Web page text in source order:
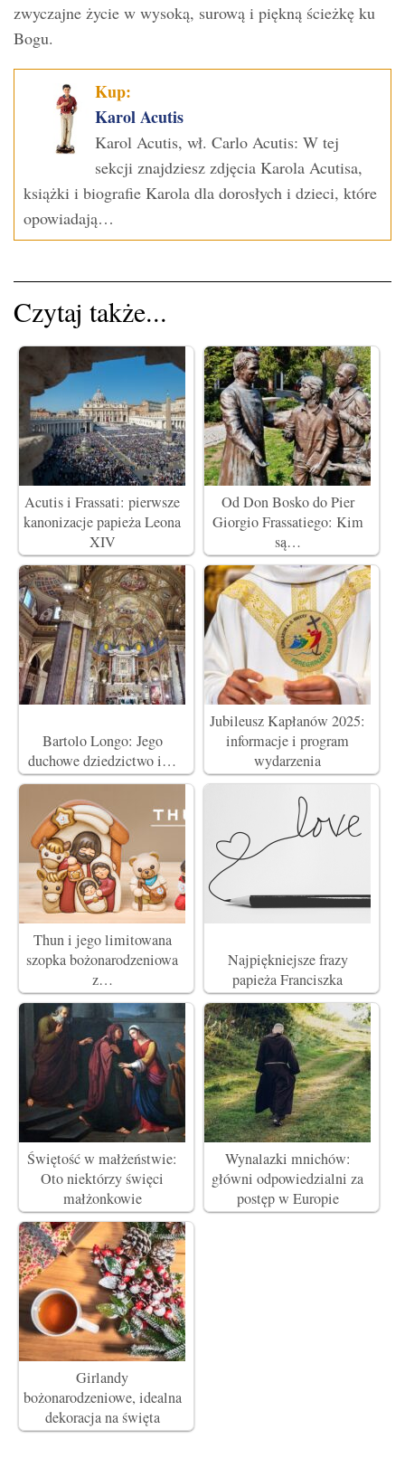
zwyczajne życie w wysoką, surową i piękną ścieżkę ku
Bogu.
Kup:
Karol Acutis
Karol Acutis, wł. Carlo Acutis: W tej
sekcji znajdziesz zdjęcia Karola Acutisa,
książki i biografie Karola dla dorosłych i dzieci, które
opowiadają…
Czytaj także...
Acutis i Frassati: pierwsze
kanonizacje papieża Leona
XIV
Od Don Bosko do Pier
Giorgio Frassatiego: Kim
są…
Bartolo Longo: Jego
duchowe dziedzictwo i…
Jubileusz Kapłanów 2025:
informacje i program
wydarzenia
Thun i jego limitowana
szopka bożonarodzeniowa
z…
Najpiękniejsze frazy
papieża Franciszka
Świętość w małżeństwie:
Oto niektórzy święci
małżonkowie
Wynalazki mnichów:
główni odpowiedzialni za
postęp w Europie
Girlandy
bożonarodzeniowe, idealna
dekoracja na święta